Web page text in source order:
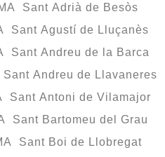
Sant Adrià de Besòs
Sant Agustí de Lluçanès
Sant Andreu de la Barca
Andreu de Llavaneres
Sant Antoni de Vilamajor
Sant Bartomeu del Grau
Sant Boi de Llobregat